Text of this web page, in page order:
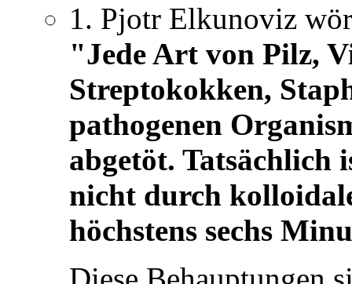
1. Pjotr Elkunoviz
"Jede Art von Pilz,
Streptokokken,
pathogenen
abgetöt. Tatsächlich
nicht durch
höchstens sechs